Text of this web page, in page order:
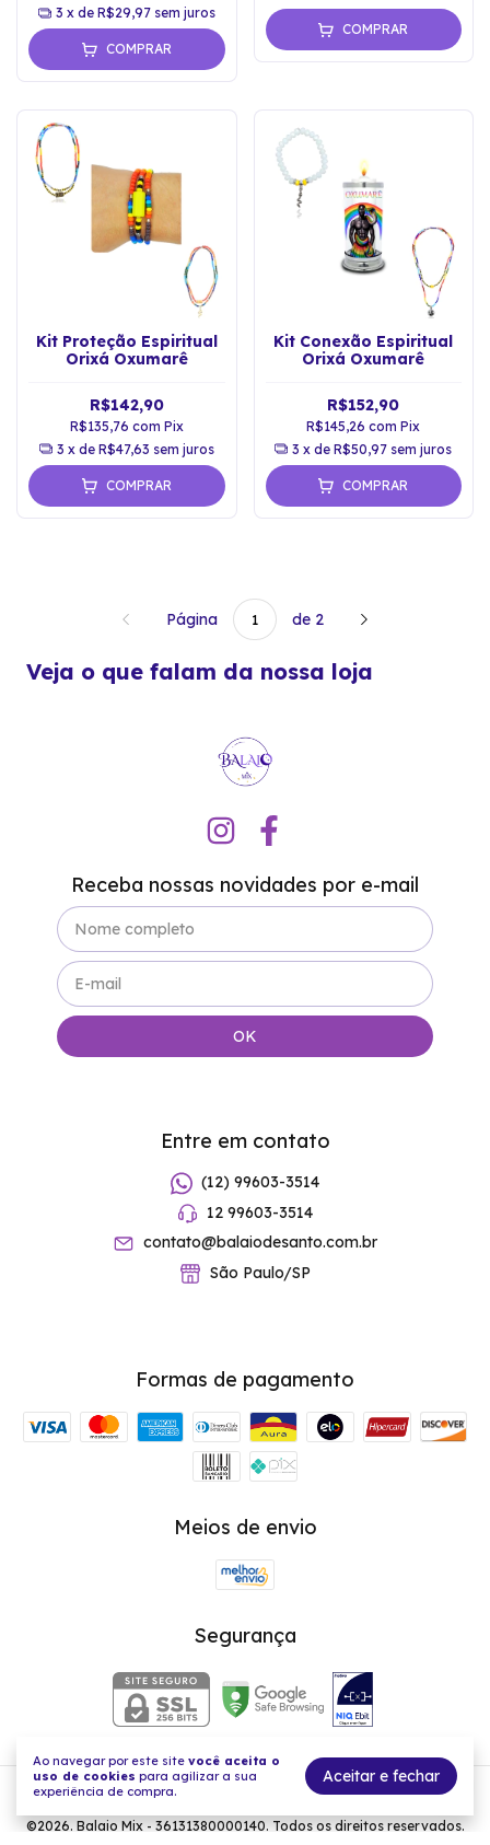
Ao navegar por este site você aceita o
uso de cookies para agilizar a sua
experiência de compra.
Aceitar e fechar
3 x de R$29,97 sem juros
COMPRAR
COMPRAR
Kit Proteção Espiritual
Orixá Oxumarê
R$142,90
R$135,76 com Pix
3 x de R$47,63 sem juros
COMPRAR
Kit Conexão Espiritual
Orixá Oxumarê
R$152,90
R$145,26com Pix
3 x deR$50,97 sem juros
COMPRAR
Página de 2
Veja o que falam da nossa loja
Receba nossas novidades por e-mail
Entre em contato
(12) 99603-3514
12 99603-3514
contato@balaiodesanto.com.br
São Paulo/SP
Formas de pagamento
Meios de envio
Segurança
Balaio Mix - Acessórios com a força de acreditar
©2026. Balaio Mix - 36131380000140. Todos os direitos reservados.